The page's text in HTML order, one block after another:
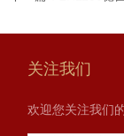
关注我们
欢迎您关注我们